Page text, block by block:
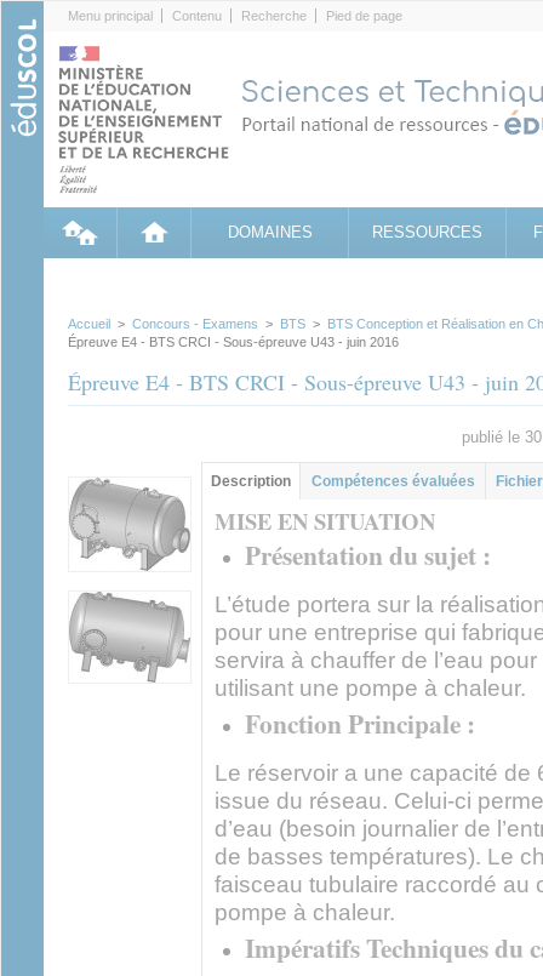
Menu principal Contenu Recherche Pied de page
DOMAINES RESSOURCES
Accueil > Concours - Examens > BTS > BTS Conception et Réalisation en
Épreuve E4 - BTS CRCI - Sous-épreuve U43 - juin 2016
Épreuve E4 - BTS CRCI - Sous-épreuve U43 - juin
publié le
Groupe principal
Description (onglet
actif)
Compétences évaluées
MISE EN SITUATION
Présentation du sujet :
L’étude portera sur la
pour une entreprise qui
servira à chauffer de l’eau
utilisant une pompe à chaleur.
Fonction Principale :
Le réservoir a une capacité de
issue du réseau. Celui-ci
d’eau (besoin journalier de
de basses températures). Le
faisceau tubulaire raccordé au
pompe à chaleur.
Impératifs Techniques du